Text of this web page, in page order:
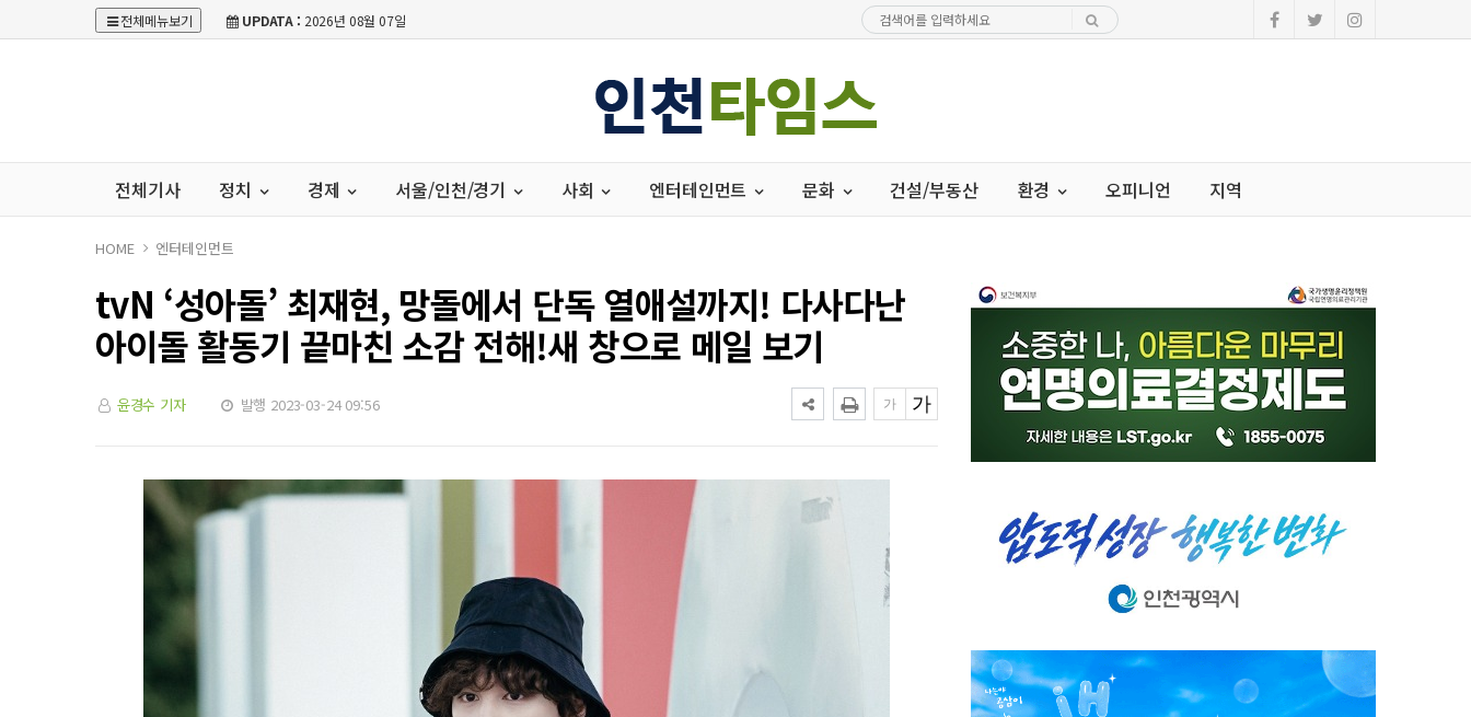
전체메뉴보기 UPDATA : 2026년 08월 07일
전체기사 정치 경제 서울/인천/경기 사회 엔터테인먼트 문화 건설/부동산 환경 오피니언 지역
HOME 엔터테인먼트
tvN ‘성아돌’ 최재현, 망돌에서 단독 열애설까지! 다사다난
아이돌 활동기 끝마친 소감 전해!새 창으로 메일 보기
윤경수 기자 발행 2023-03-24 09:56